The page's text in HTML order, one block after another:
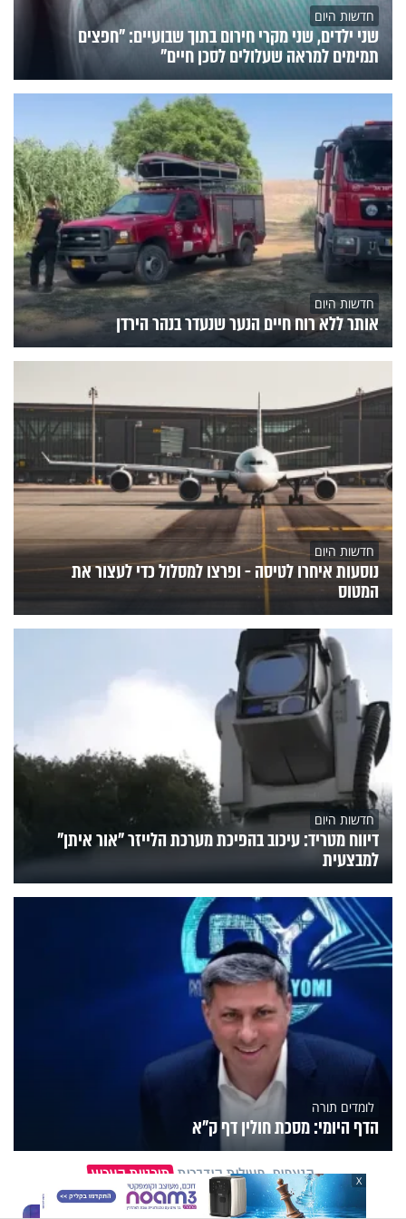
חדשות היום
שני ילדים, שני מקרי חירום בתוך שבועיים: "חפצים
תמימים למראה שעלולים לסכן חיים"
חדשות היום
אותר ללא רוח חיים הנער שנעדר בנהר הירדן
חדשות היום
נוסעות איחרו לטיסה - ופרצו למסלול כדי לעצור את
המטוס
חדשות היום
דיווח מטריד: עיכוב בהפיכת מערכת הלייזר "אור איתן"
למבצעית
לומדים תורה
הדף היומי: מסכת חולין דף ק"א
הנצפיםפעילות הידברות תוכניות הערוץ X